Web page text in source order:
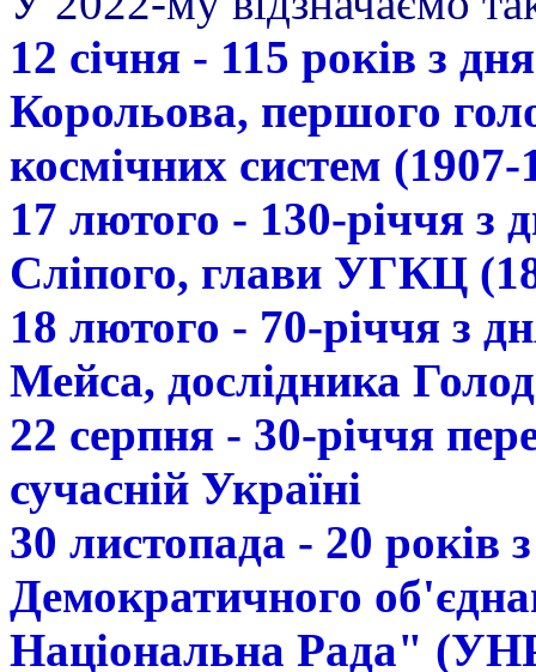
12 січня - 115 років з
Корольова, першого
космічних систем (1907-
17 лютого - 130-річчя з
Сліпого, глави УГКЦ
18 лютого - 70-річчя з
Мейса, дослідника
22 серпня - 30-річчя
сучасній Україні
30 листопада - 20 років
Демократичного
Національна Рада"